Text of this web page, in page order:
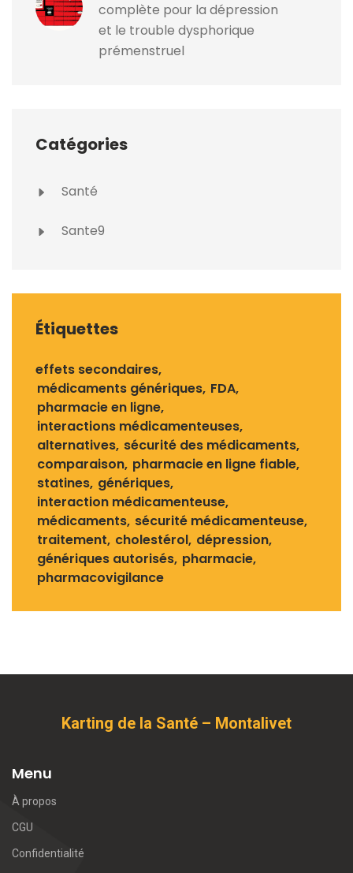
complète pour la dépression
et le trouble dysphorique
prémenstruel
Catégories
Santé
Sante9
Étiquettes
effets secondaires
médicaments génériques FDA
pharmacie en ligne
interactions médicamenteuses
alternatives sécurité des médicaments
comparaison pharmacie en ligne fiable
statines génériques
interaction médicamenteuse
médicaments sécurité médicamenteuse
traitement cholestérol dépression
génériques autorisés pharmacie
pharmacovigilance
Karting de la Santé – Montalivet
Menu
À propos
CGU
Confidentialité